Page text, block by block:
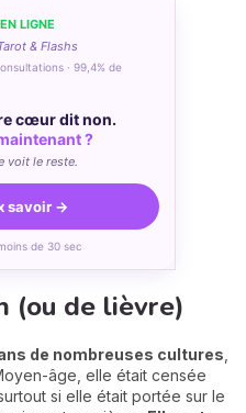
LIGNE
& Flashs
· 99,4% de
cœur dit non.
?
voit le reste.
savoir →
de 30 sec
(ou de lièvre)
de nombreuses cultures
âge, elle était censée
si elle était portée sur le